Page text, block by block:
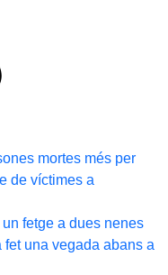
mortes més per
de víctimes a
fetge a dues nenes
fet una vegada abans a